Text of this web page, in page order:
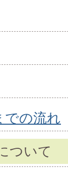
での流れ
ついて